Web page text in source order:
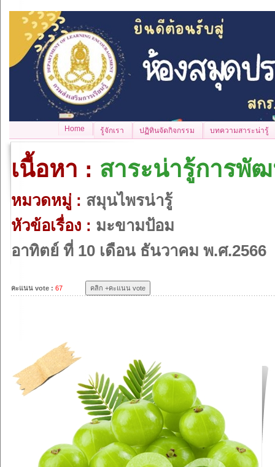
Home รู้จักเรา ปฏิทินจัดกิจกรรม บทความสาระน่ารู้
เนื้อหา : สาระน่ารู้การพั
หมวดหมู่ : สมุนไพรน่ารู้
หัวข้อเรื่อง : มะขามป้อม
อาทิตย์ ที่ 10 เดือน ธันวาคม พ.ศ.2566
คะแนน vote : 67